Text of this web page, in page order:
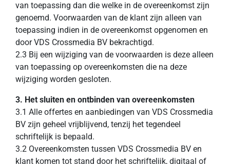
van toepassing dan die welke in de overeenkomst zijn
genoemd. Voorwaarden van de klant zijn alleen van
toepassing indien in de overeenkomst opgenomen en
door VDS Crossmedia BV bekrachtigd.
2.3 Bij een wijziging van de voorwaarden is deze alleen
van toepassing op overeenkomsten die na deze
wijziging worden gesloten.
3. Het sluiten en ontbinden van overeenkomsten
3.1 Alle offertes en aanbiedingen van VDS Crossmedia
BV zijn geheel vrijblijvend, tenzij het tegendeel
schriftelijk is bepaald.
3.2 Overeenkomsten tussen VDS Crossmedia BV en
klant komen tot stand door het schriftelijk, digitaal of